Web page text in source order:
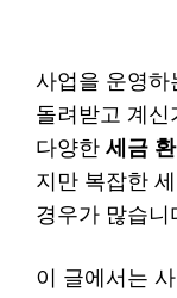
사업을 운영하
돌려받고 계신
다양한 세금
지만 복잡한
경우가 많습니
이 글에서는